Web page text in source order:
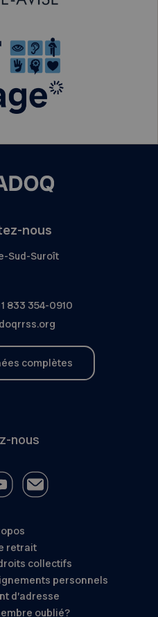
nous
Sud-Suroît
1 833 354-0910
complètes
nous
retrait
collectifs
personnels
d’adresse
oublié?